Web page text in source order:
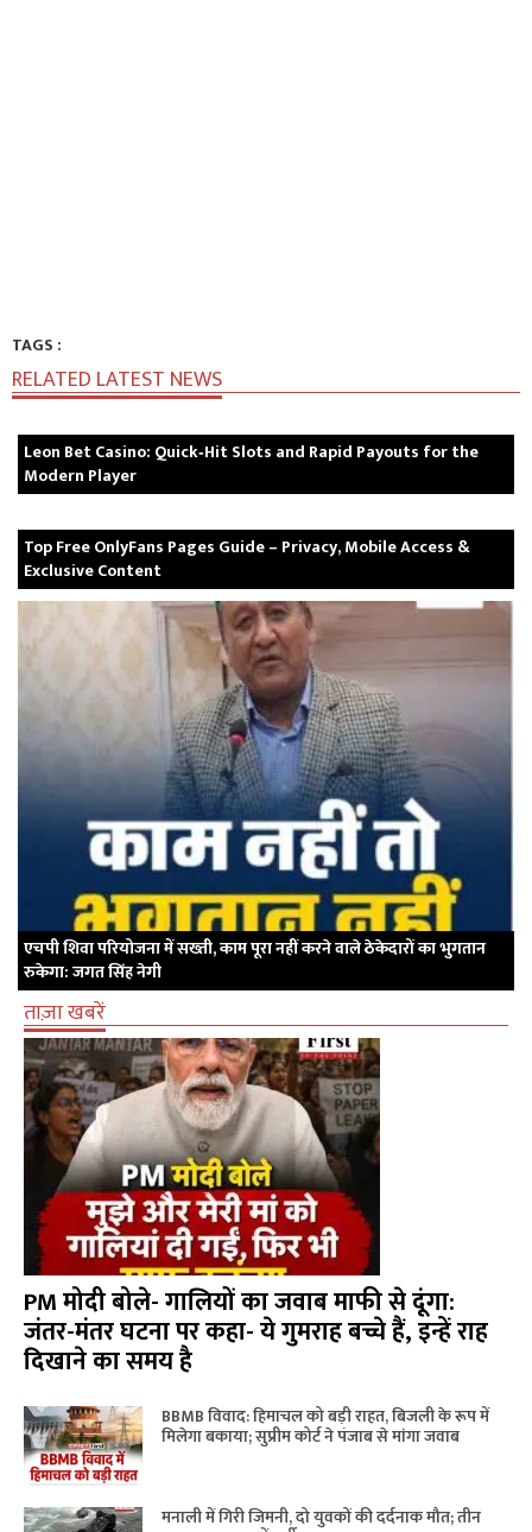
TAGS :
RELATED LATEST NEWS
Leon Bet Casino: Quick‑Hit Slots and Rapid Payouts for the
Modern Player
Top Free OnlyFans Pages Guide – Privacy, Mobile Access &
Exclusive Content
एचपी शिवा परियोजना में सख्ती, काम पूरा नहीं करने वाले ठेकेदारों का भुगतान
रुकेगा: जगत सिंह नेगी
ताज़ा खबरें
PM मोदी बोले- गालियों का जवाब माफी से दूंगा:
जंतर-मंतर घटना पर कहा- ये गुमराह बच्चे हैं, इन्हें राह
दिखाने का समय है
BBMB विवाद: हिमाचल को बड़ी राहत, बिजली के रूप में
मिलेगा बकाया; सुप्रीम कोर्ट ने पंजाब से मांगा जवाब
मनाली में गिरी जिमनी, दो युवकों की दर्दनाक मौत; तीन